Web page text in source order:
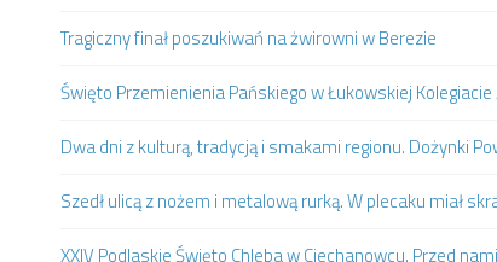
Tragiczny finał poszukiwań na żwirowni w Berezie
Święto Przemienienia Pańskiego w Łukowskiej
Dwa dni z kulturą, tradycją i smakami regionu. Dożynki
Szedł ulicą z nożem i metalową rurką. W plecaku miał
XXIV Podlaskie Święto Chleba w Ciechanowcu. Przed